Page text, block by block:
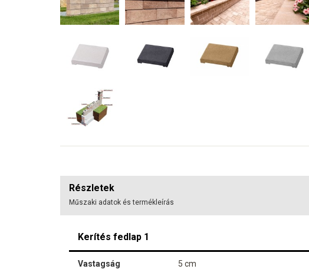
Részletek
Műszaki adatok és termékleírás
Kerítés fedlap 1
Vastagság 5 cm